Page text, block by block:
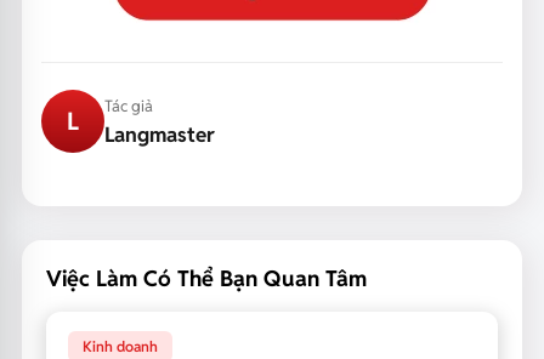
L Tác giả
Langmaster
Việc Làm Có Thể Bạn Quan Tâm
Kinh doanh